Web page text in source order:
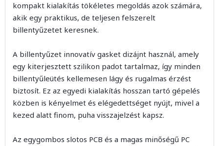
kompakt kialakítás tökéletes megoldás azok számára,
akik egy praktikus, de teljesen felszerelt
billentyűzetet keresnek.
A billentyűzet innovatív gasket dizájnt használ, amely
egy kiterjesztett szilikon padot tartalmaz, így minden
billentyűleütés kellemesen lágy és rugalmas érzést
biztosít. Ez az egyedi kialakítás hosszan tartó gépelés
közben is kényelmet és elégedettséget nyújt, mivel a
kezed alatt finom, puha visszajelzést kapsz.
Az egygombos slotos PCB és a magas minőségű PC